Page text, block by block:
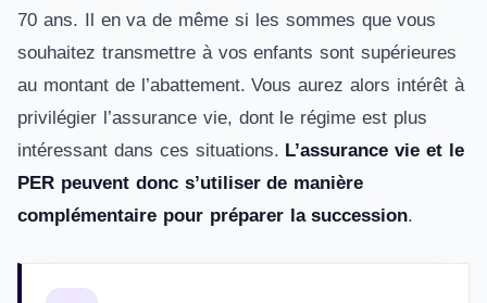
70 ans. Il en va de même si les sommes que vous
souhaitez transmettre à vos enfants sont supérieures
au montant de l’abattement. Vous aurez alors intérêt à
privilégier l’assurance vie, dont le régime est plus
intéressant dans ces situations. L’assurance vie et le
PER peuvent donc s’utiliser de manière
complémentaire pour préparer la succession.